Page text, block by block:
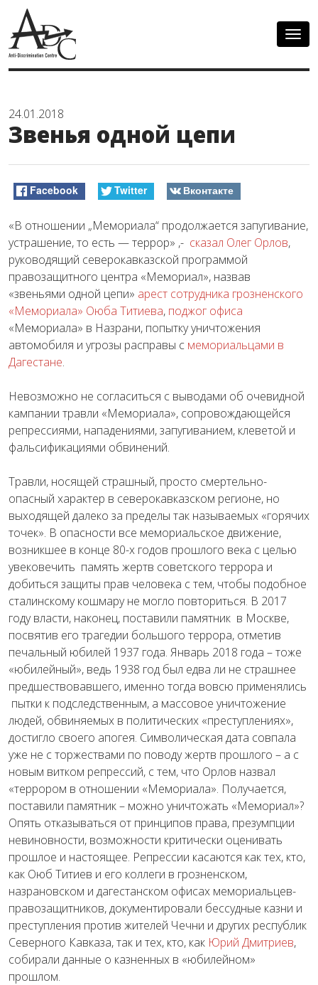
24.01.2018
Звенья одной цепи
Facebook Twitter Вконтакте
«В отношении „Мемориала“ продолжается запугивание,
устрашение, то есть — террор» ,- сказал Олег Орлов,
руководящий северокавказской программой
правозащитного центра «Мемориал», назвав
«звеньями одной цепи» арест сотрудника грозненского
«Мемориала» Оюба Титиева, поджог офиса
«Мемориала» в Назрани, попытку уничтожения
автомобиля и угрозы расправы с мемориальцами в
Дагестане.
Невозможно не согласиться с выводами об очевидной
кампании травли «Мемориала», сопровождающейся
репрессиями, нападениями, запугиванием, клеветой и
фальсификациями обвинений.
Травли, носящей страшный, просто смертельно-
опасный характер в северокавказском регионе, но
выходящей далеко за пределы так называемых «горячих
точек». В опасности все мемориальское движение,
возникшее в конце 80-х годов прошлого века с целью
увековечить память жертв советского террора и
добиться защиты прав человека с тем, чтобы подобное
сталинскому кошмару не могло повториться. В 2017
году власти, наконец, поставили памятник в Москве,
посвятив его трагедии большого террора, отметив
печальный юбилей 1937 года. Январь 2018 года – тоже
«юбилейный», ведь 1938 год был едва ли не страшнее
предшествовавшего, именно тогда вовсю применялись
пытки к подследственным, а массовое уничтожение
людей, обвиняемых в политических «преступлениях»,
достигло своего апогея. Символическая дата совпала
уже не с торжествами по поводу жертв прошлого – а с
новым витком репрессий, с тем, что Орлов назвал
«террором в отношении «Мемориала». Получается,
поставили памятник – можно уничтожать «Мемориал»?
Опять отказываться от принципов права, презумпции
невиновности, возможности критически оценивать
прошлое и настоящее. Репрессии касаются как тех, кто,
как Оюб Титиев и его коллеги в грозненском,
назрановском и дагестанском офисах мемориальцев-
правозащитников, документировали бессудные казни и
преступления против жителей Чечни и других республик
Северного Кавказа, так и тех, кто, как Юрий Дмитриев,
собирали данные о казненных в «юбилейном»
прошлом.